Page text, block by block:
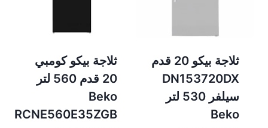
ثلاجة بيكو 20 قدم
DN153720DX
سيلفر 530 لتر
Beko
ثلاجة بيكو كومبي
20 قدم 560 لتر
Beko
RCNE560E35ZGB